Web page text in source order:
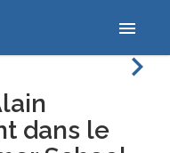
menu
intervient dans le cadre de
navigate_next
dans le